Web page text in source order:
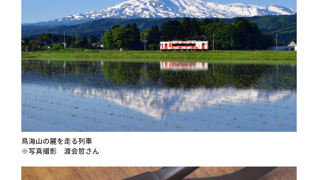
鳥海山の麓を走る列車
※写真撮影 渡会哲さん